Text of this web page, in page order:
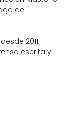
de
2011
escrita y